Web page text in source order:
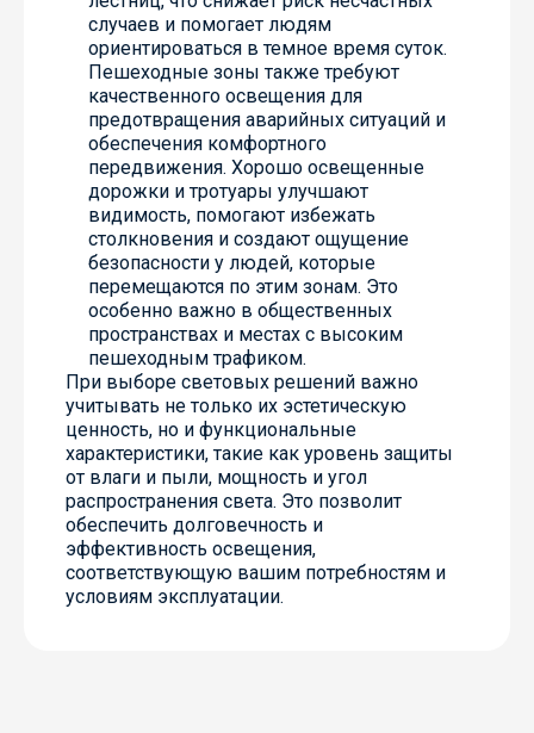
случаев и помогает людям
ориентироваться в темное время суток.
Пешеходные зоны также требуют
качественного освещения для
предотвращения аварийных ситуаций и
обеспечения комфортного
передвижения. Хорошо освещенные
дорожки и тротуары улучшают
видимость, помогают избежать
столкновения и создают ощущение
безопасности у людей, которые
перемещаются по этим зонам. Это
особенно важно в общественных
пространствах и местах с высоким
пешеходным трафиком.
При выборе световых решений важно
учитывать не только их эстетическую
ценность, но и функциональные
характеристики, такие как уровень защиты
от влаги и пыли, мощность и угол
распространения света. Это позволит
обеспечить долговечность и
эффективность освещения,
соответствующую вашим потребностям и
условиям эксплуатации.